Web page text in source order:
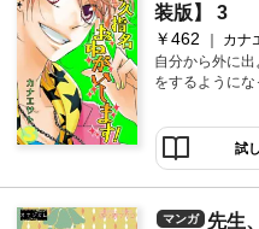
装版】 3
￥462
カナ
自分から外に
をするように
追いかけ回し
中は大パニッ
嬢」のバイト
久指名おねが
試
マンガ 先生